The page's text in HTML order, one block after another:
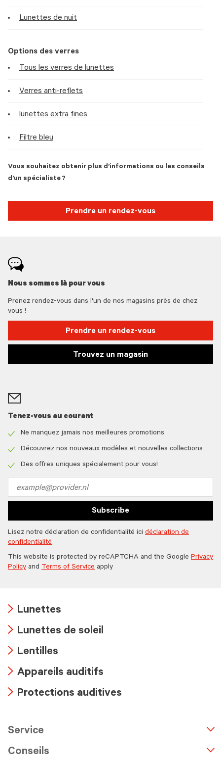
Lunettes de nuit
Options des verres
Tous les verres de lunettes
Verres anti-reflets
lunettes extra fines
Filtre bleu
Vous souhaitez obtenir plus d’informations ou les conseils
d’un spécialiste ?
Prendre un rendez-vous
Nous sommes là pour vous
Prenez rendez-vous dans l'un de nos magasins près de chez
vous !
Prendre un rendez-vous
Trouvez un magasin
Tenez-vous au courant
icon
Ne manquez jamais nos meilleures promotions
icon
Découvrez nos nouveaux modèles et nouvelles collections
Des offres uniques spécialement pour vous!
address
Subscribe
Lisez notre déclaration de confidentialité ici déclaration de
confidentialité
This website is protected by reCAPTCHA and the Google Privacy
Policy and Terms of Service apply
icon
Lunettes
icon
Lunettes de soleil
icon
Lentilles
icon
Appareils auditifs
Protections auditives
Service
Conseils